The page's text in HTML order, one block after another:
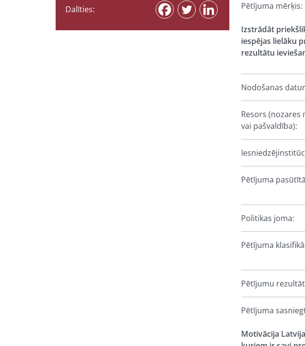
Dalīties: Pētījuma mērķis:
Izstrādāt
iespējas lielāku
rezultātu
Nodošanas
Resors
vai pašvaldība):
Pētījuma
Politikas joma:
Pētījuma
Pētījumu
Pētījuma
Motivācija